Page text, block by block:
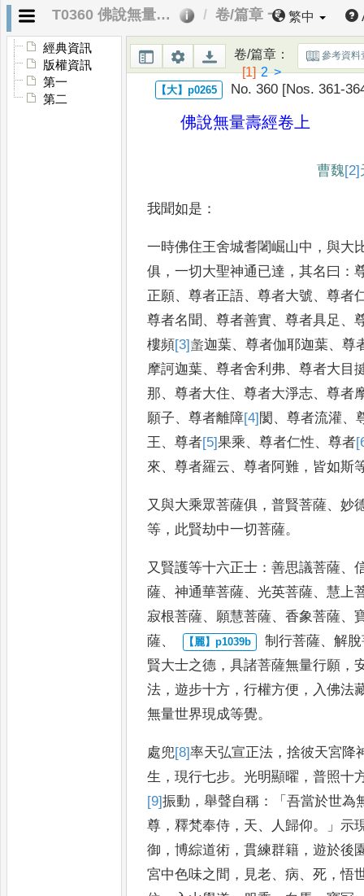
T0360 佛說無量壽經 卷/篇章 一 繁中
經典資訊
版權資訊
第一
第二
卷/篇章：
[1] 2 >
參考資料
No. 360 [Nos. 361-
佛說無量壽經卷上
曹魏[2]
我聞如是 ：
一時佛住王舍城耆闍崛山中 ，與大
俱 ，一切大聖神通已達 ，其名曰 ：
正願、尊者正語、尊者大號、尊者
尊者名 聞 、尊者善實、尊者具足 、
樓頻[3] 䗍迦葉、尊者伽耶迦葉、尊
摩訶迦葉、尊者舍利弗、尊者大目
那、尊者大住、尊者大淨志、尊者
願子、尊者離障[4] 閡 、尊者流灌、
王、尊者[5]果乘、尊者仁性、尊者
來、尊者羅云、尊者阿難 ， 皆如斯
又與大乘眾菩薩俱 ，普賢菩薩、妙
等 ， 此賢劫中一切菩薩。
又賢護等十六正士 ：善思議菩薩、
薩、神通華菩薩、光英菩薩、慧上
寂根菩薩、 願慧菩薩、香象菩薩、
薩、 制行菩薩、解
賢大士之德 ，具諸菩薩無量行願 ，
法 ，遊步十方 ，行權方便 ， 入佛法
無量世界現成等覺。
處兜[8]率天弘宣正法 ，捨彼天宮降
生 ，現行七步。光明顯曜 ，普照十
[9]振動 ，舉聲自稱 ：「吾當於世為
尊 ，釋梵奉侍 ， 天、 人歸仰。」示
御 ，博綜道術 ，貫練群籍 ，遊於後
宮中色味之間 ， 見老、病、死 ，悟